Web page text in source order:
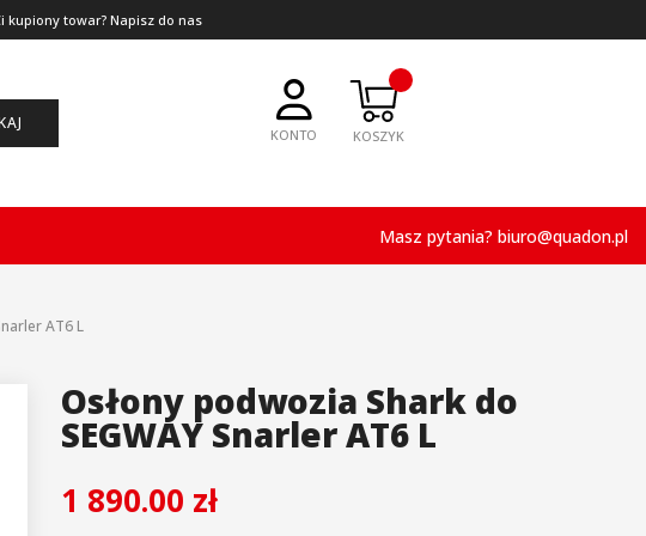
kupiony towar? Napisz do nas
KONTO
Masz pytania? biuro@quadon.pl
AT6 L
Osłony podwozia Shark do
SEGWAY Snarler AT6 L
1 890.00 zł